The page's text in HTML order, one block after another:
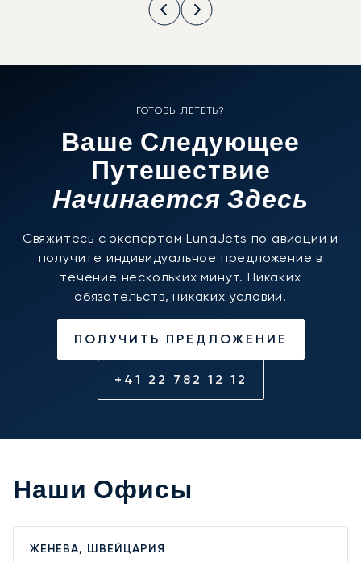
ГОТОВЫ ЛЕТЕТЬ?
Ваше Следующее
Путешествие
Начинается Здесь
Свяжитесь с экспертом LunaJets по авиации и
получите индивидуальное предложение в
течение нескольких минут. Никаких
обязательств, никаких условий.
ПОЛУЧИТЬ ПРЕДЛОЖЕНИЕ
+41 22 782 12 12
Наши Офисы
ЖЕНЕВА, ШВЕЙЦАРИЯ